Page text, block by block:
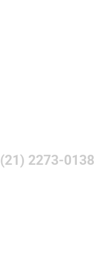
(21) 2273-0138